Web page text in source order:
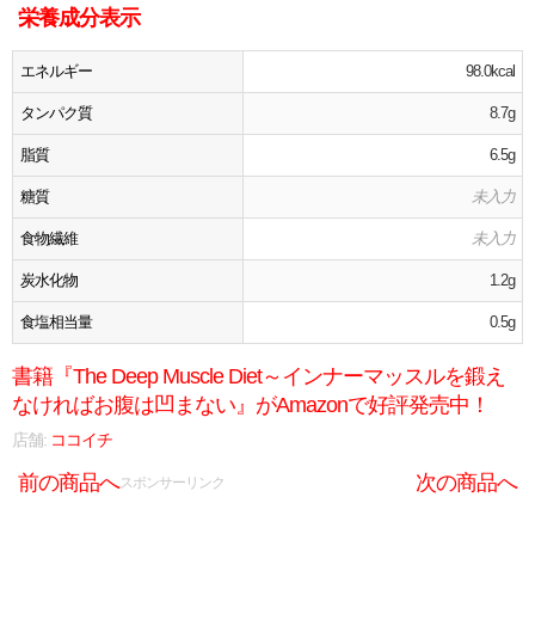
栄養成分表示
エネルギー 98.0kcal
タンパク質 8.7g
脂質 6.5g
糖質 未入力
食物繊維 未入力
炭水化物 1.2g
食塩相当量 0.5g
書籍『The Deep Muscle Diet～インナーマッスルを鍛え
なければお腹は凹まない』がAmazonで好評発売中！
店舗: ココイチ
前の商品へ 次の商品へ
スポンサーリンク